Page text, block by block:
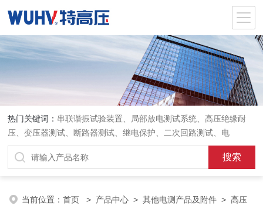
热门关键词： 串联谐振试验装置、局部放电测试系统、高压绝缘耐
压、变压器测试、断路器测试、继电保护、二次回路测试、电
当前位置：首页 > 产品中心 >其他电测产品及附件 >高压